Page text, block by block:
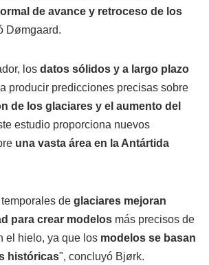
de avance y retroceso de los
Dømgaard.
los datos sólidos y a largo plazo
producir predicciones precisas sobre
de los glaciares y el aumento del
estudio proporciona nuevos
una vasta área en la Antártida
de glaciares mejoran
para crear modelos más precisos de
el hielo, ya que los modelos se basan
históricas", concluyó Bjørk.